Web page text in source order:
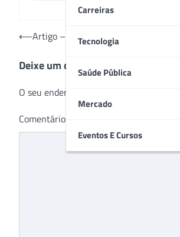
Carreiras
Tecnologia
Saúde Pública
Mercado
Eventos E Cursos
Navegação
Post
⟵Artigo – Relação entre saúde
Deixe um comentário
O seu endereço de e-mail não será
Comentário